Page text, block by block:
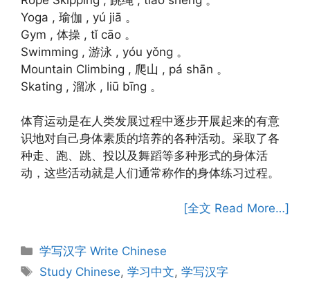
Yoga , 瑜伽 , yú jiā 。
Gym , 体操 , tǐ cāo 。
Swimming , 游泳 , yóu yǒng 。
Mountain Climbing , 爬山 , pá shān 。
Skating , 溜冰 , liū bīng 。
体育运动是在人类发展过程中逐步开展起来的有意
识地对自己身体素质的培养的各种活动。采取了各
种走、跑、跳、投以及舞蹈等多种形式的身体活
动，这些活动就是人们通常称作的身体练习过程。
[全文 Read More…]
Categories
学写汉字 Write Chinese
Tags
Study Chinese,学习中文,学写汉字